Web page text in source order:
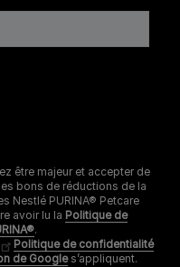
être majeur et accepter de
bons de réductions de la
Nestlé PURINA® Petcare
avoir lu la Politique de
.
Politique de confidentialité
de Googles’appliquent.